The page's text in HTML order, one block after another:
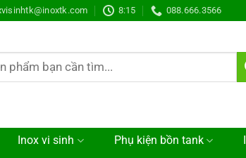
8:15 088.666.3566
Inox vi sinh Phụ kiện bồn tank